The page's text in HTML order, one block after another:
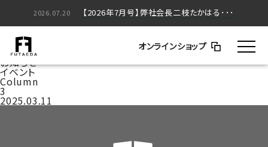
オンラインショップ
2026.05.20 【2026年5月号】弊社会長二枝たかはる･･･
2026.07.20 【2026年7月号】弊社会長二枝たかはる･･･
家づくりのはなし
コラム
お知らせ
イベント
Column
3
2025.03.11